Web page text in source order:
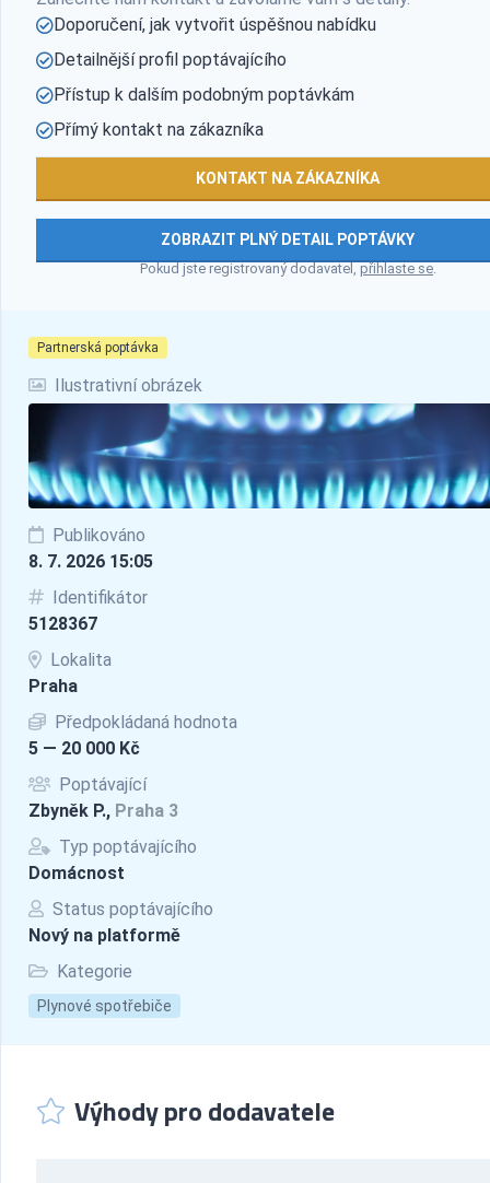
Partnerská poptávka
Ilustrativní obrázek
Publikováno
8. 7. 2026 15:05
Identifikátor
5128367
Lokalita
Praha
Předpokládaná hodnota
5 — 20 000 Kč
Poptávající
Zbyněk P., Praha 3
Typ poptávajícího
Domácnost
Status poptávajícího
Nový na platformě
Kategorie
Plynové spotřebiče
Doporučení, jak vytvořit úspěšnou nabídku
Detailnější profil poptávajícího
Přístup k dalším podobným poptávkám
Přímý kontakt na zákazníka
KONTAKT NA ZÁKAZNÍKA
ZOBRAZIT PLNÝ DETAIL POPTÁVKY
Pokud jste registrovaný dodavatel, přihlaste se.
Výhody pro dodavatele